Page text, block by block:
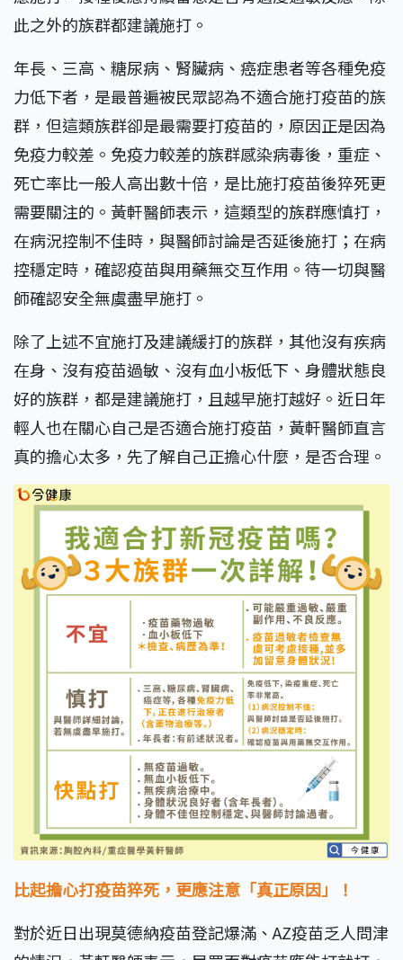
此之外的族群都建議施打。
年長、三高、糖尿病、腎臟病、癌症患者等各種免疫
力低下者，是最普遍被民眾認為不適合施打疫苗的族
群，但這類族群卻是最需要打疫苗的，原因正是因為
免疫力較差。免疫力較差的族群感染病毒後，重症、
死亡率比一般人高出數十倍，是比施打疫苗後猝死更
需要關注的。黃軒醫師表示，這類型的族群應慎打，
在病況控制不佳時，與醫師討論是否延後施打；在病
控穩定時，確認疫苗與用藥無交互作用。待一切與醫
師確認安全無虞盡早施打。
除了上述不宜施打及建議緩打的族群，其他沒有疾病
在身、沒有疫苗過敏、沒有血小板低下、身體狀態良
好的族群，都是建議施打，且越早施打越好。近日年
輕人也在關心自己是否適合施打疫苗，黃軒醫師直言
真的擔心太多，先了解自己正擔心什麼，是否合理。
比起擔心打疫苗猝死，更應注意「真正原因」！
對於近日出現莫德納疫苗登記爆滿、AZ疫苗乏人問津